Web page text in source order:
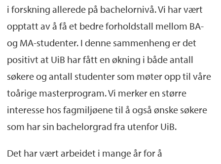
i forskning allerede på bachelornivå. Vi har vært
opptatt av å få et bedre forholdstall mellom BA-
og MA-studenter. I denne sammenheng er det
positivt at UiB har fått en økning i både antall
søkere og antall studenter som møter opp til våre
toårige masterprogram. Vi merker en større
interesse hos fagmiljøene til å også ønske søkere
som har sin bachelorgrad fra utenfor UiB.
Det har vært arbeidet i mange år for å